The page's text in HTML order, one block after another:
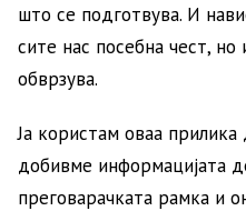
што се подготвува. И
сите нас посебна чест, но
обврзува.
Ја користам оваа
добивме информацијата
преговарачката рамка и